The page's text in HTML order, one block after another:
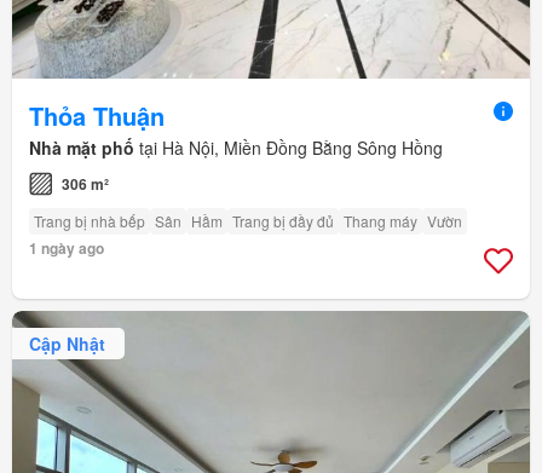
Thỏa Thuận
Nhà mặt phố tại Hà Nội, Miền Đồng Bằng Sông Hồng
306 m²
Trang bị nhà bếp Sân Hầm Trang bị đầy đủ Thang máy Vườn
1 ngày ago
Cập Nhật